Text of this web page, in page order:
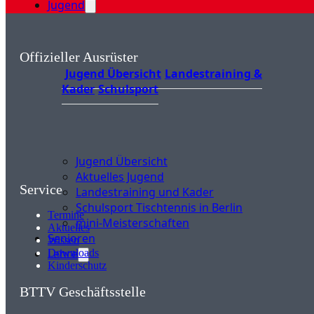
Jugend
Jugend Übersicht Landestraining &
Kader Schulsport
Jugend Übersicht
Aktuelles Jugend
Landestraining und Kader
Schulsport Tischtennis in Berlin
mini-Meisterschaften
Senioren
Lehre
Offizieller Ausrüster
Service
Termine
Aktuelles
Wissen
Downloads
Kinderschutz
BTTV Geschäftsstelle